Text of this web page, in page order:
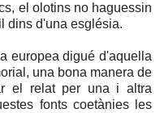
el olotins no haguessin
dins d'una església.
europea digué d'aquella
una bona manera de
el relat per una i altra
fonts coetànies les